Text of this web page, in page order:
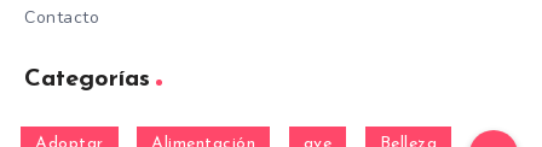
Contacto
Categorías